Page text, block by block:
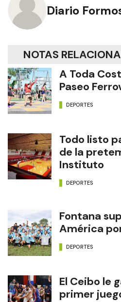
Diario
NOTAS
A Toda
Paseo
DEPORTES
Todo listo
de la
Instituto
DEPORTES
Fontana
América
DEPORTES
El Ceibo le
primer